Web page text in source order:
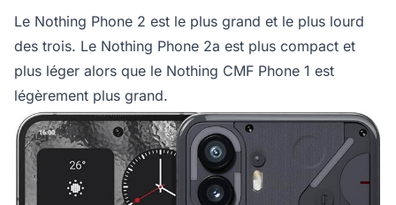
Le Nothing Phone 2 est le plus grand et le plus lourd
des trois. Le Nothing Phone 2a est plus compact et
plus léger alors que le Nothing CMF Phone 1 est
légèrement plus grand.